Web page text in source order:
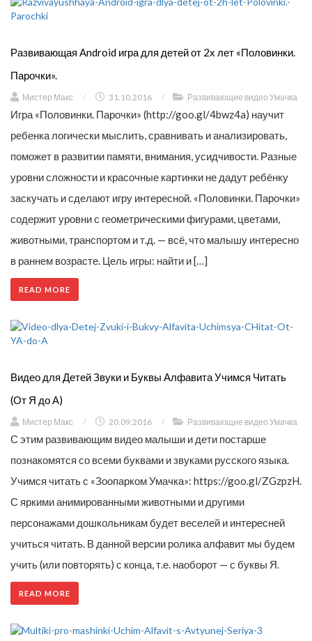
Развивающая Android игра для детей от 2х лет «Половинки.
Парочки».
Мистер Макс / 31.10.2016 / Развивающие видео Умачка
Игра «Половинки. Парочки» (http://goo.gl/4bwz4a) научит
ребенка логически мыслить, сравнивать и анализировать,
поможет в развитии памяти, внимания, усидчивости. Разные
уровни сложности и красочные картинки не дадут ребёнку
заскучать и сделают игру интересной. «Половинки. Парочки»
содержит уровни с геометрическими фигурами, цветами,
животными, транспортом и т.д. — всё, что малышу интересно
в раннем возрасте. Цель игры: найти и […]
READ MORE
Видео для Детей Звуки и Буквы Алфавита Учимся Читать
(От Я до А)
Мистер Макс / 20.09.2016 / Развивающие видео Умачка
С этим развивающим видео малыши и дети постарше
познакомятся со всеми буквами и звуками русского языка.
Учимся читать с «Зоопарком Умачка»: https://goo.gl/ZGzpzH.
С яркими анимированными животными и другими
персонажами дошкольникам будет веселей и интересней
учиться читать. В данной версии ролика алфавит мы будем
учить (или повторять) с конца, т.е. наоборот — с буквы Я.
READ MORE